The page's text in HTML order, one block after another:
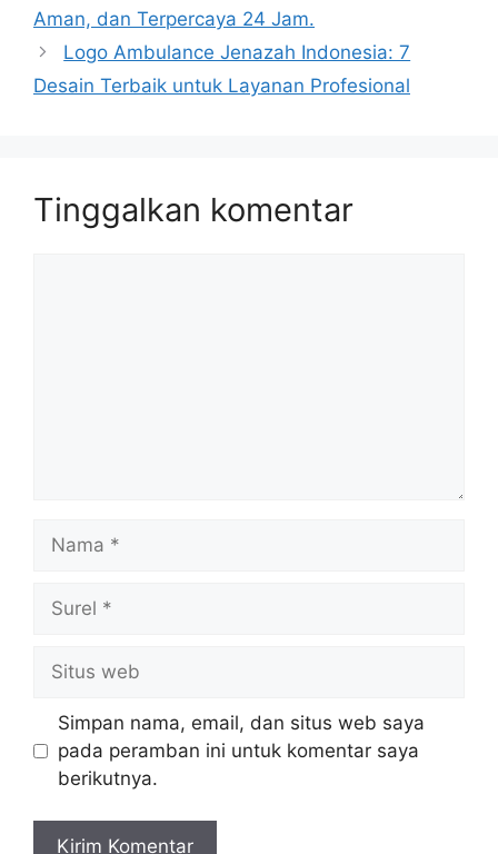
Aman, dan Terpercaya 24 Jam.
Logo Ambulance Jenazah Indonesia: 7
Desain Terbaik untuk Layanan Profesional
Tinggalkan komentar
web
Simpan nama, email, dan situs web saya
pada peramban ini untuk komentar saya
berikutnya.